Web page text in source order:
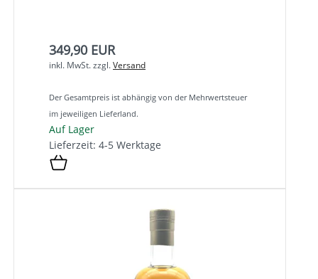
349,90 EUR
inkl. MwSt.zzgl.Versand
Der Gesamtpreis ist abhängig von der Mehrwertsteuer
im jeweiligen Lieferland.
Auf Lager
Lieferzeit: 4-5 Werktage